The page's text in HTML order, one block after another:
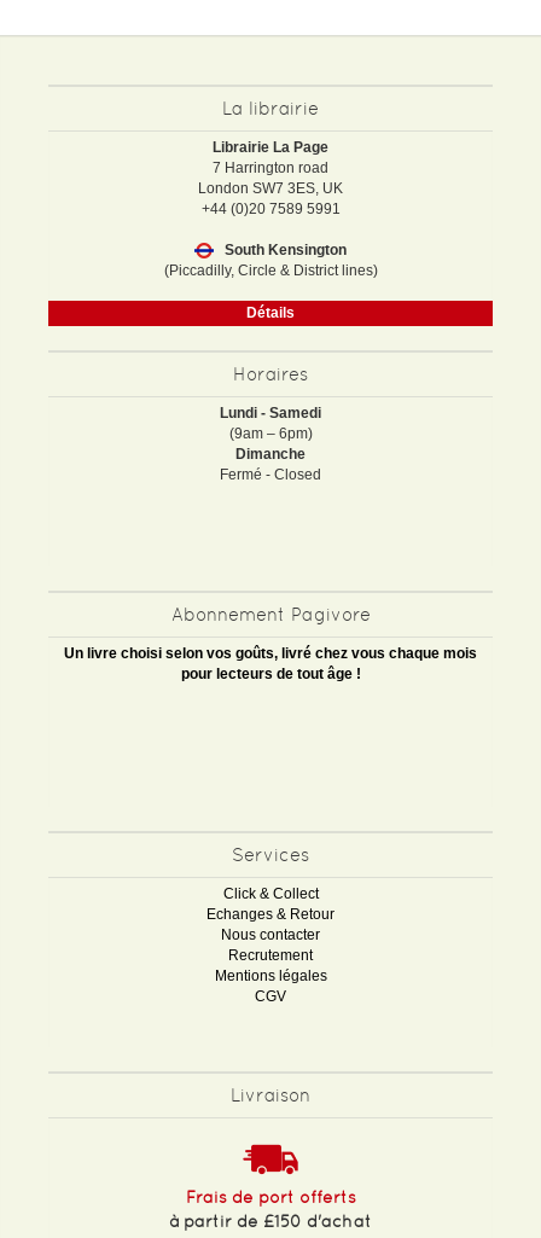
La librairie
Librairie La Page
7 Harrington road
London SW7 3ES, UK
+44 (0)20 7589 5991
South Kensington
(Piccadilly, Circle & District lines)
Détails
Horaires
Lundi - Samedi
(9am – 6pm)
Dimanche
Fermé - Closed
Abonnement Pagivore
Un livre choisi selon vos goûts, livré chez vous chaque mois
pour lecteurs de tout âge !
Services
Click & Collect
Echanges & Retour
Nous contacter
Recrutement
Mentions légales
CGV
Livraison
Frais de port offerts
à partir de £150 d'achat